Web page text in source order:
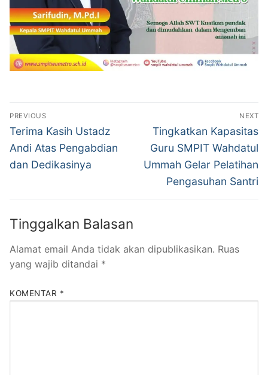
Navigasi
pos
PREVIOUS
Previous
post:
Terima Kasih Ustadz
Andi Atas Pengabdian
dan Dedikasinya
NEXT
Next
post:
Tingkatkan Kapasitas
Guru SMPIT Wahdatul
Ummah Gelar Pelatihan
Pengasuhan Santri
Tinggalkan Balasan
Alamat email Anda tidak akan dipublikasikan. Ruas
yang wajib ditandai *
KOMENTAR *